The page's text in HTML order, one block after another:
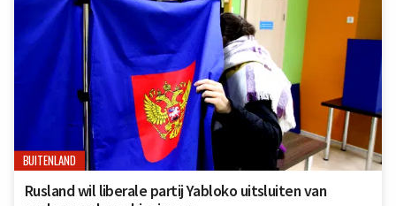
BUITENLAND
Rusland wil liberale partij Yabloko uitsluiten van